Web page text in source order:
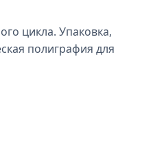
цикла. Упаковка,
полиграфия для